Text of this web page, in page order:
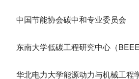
中国节能协会碳中和专业委员会
东南大学低碳工程研究中心（BEEE
华北电力大学能源动力与机械工程